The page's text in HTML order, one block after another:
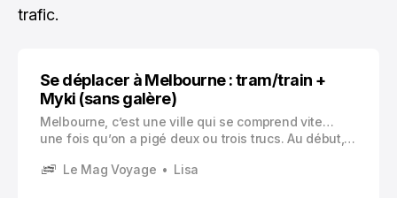
trafic.
Se déplacer à Melbourne : tram/train +
Myki (sans galère)
Melbourne, c’est une ville qui se comprend vite…
une fois qu’on a pigé deux ou trois trucs. Au début,
un peu différents, des portiques pas toujours
Le Mag Voyage Lisa